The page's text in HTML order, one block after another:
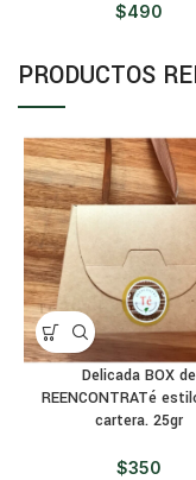
$490
PRODUCTOS
Delicada BOX de
REENCONTRATé
cartera. 25gr
$350